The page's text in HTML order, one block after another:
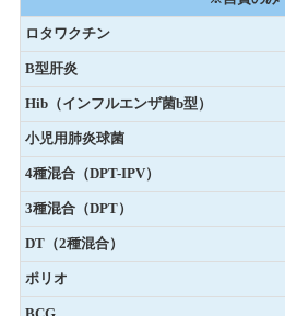
ロタワクチン
B型肝炎
Hib（インフルエンザ菌b型）
小児用肺炎球菌
4種混合（DPT-IPV）
3種混合（DPT）
DT（2種混合）
ポリオ